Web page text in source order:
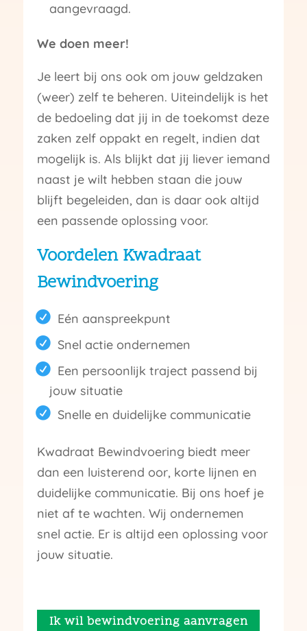
aangevraagd.
We doen meer!
Je leert bij ons ook om jouw geldzaken
(weer) zelf te beheren. Uiteindelijk is het
de bedoeling dat jij in de toekomst deze
zaken zelf oppakt en regelt, indien dat
mogelijk is. Als blijkt dat jij liever iemand
naast je wilt hebben staan die jouw
blijft begeleiden, dan is daar ook altijd
een passende oplossing voor.
Voordelen Kwadraat
Bewindvoering
Eén aanspreekpunt
Snel actie ondernemen
Een persoonlijk traject passend bij
jouw situatie
Snelle en duidelijke communicatie
Kwadraat Bewindvoering biedt meer
dan een luisterend oor, korte lijnen en
duidelijke communicatie. Bij ons hoef je
niet af te wachten. Wij ondernemen
snel actie. Er is altijd een oplossing voor
jouw situatie.
Ik wil bewindvoering aanvragen